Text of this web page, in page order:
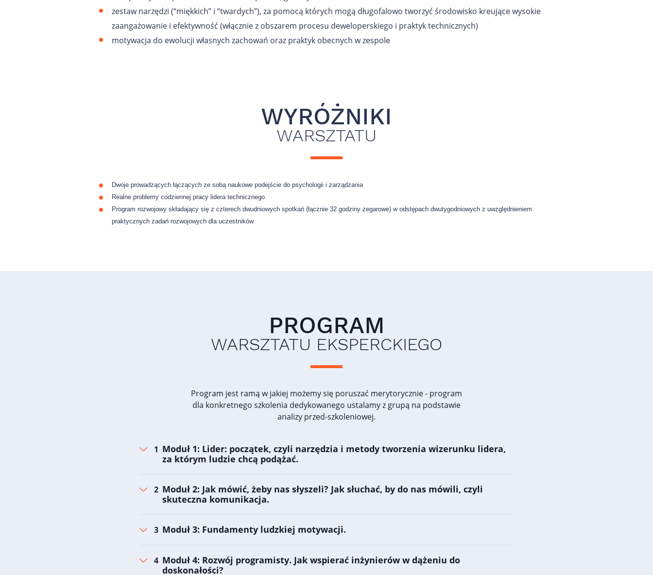
zestaw narzędzi (“miękkich” i “twardych”), za pomocą których mogą długofalowo tworzyć środowisko kreujące wysokie
zaangażowanie i efektywność (włącznie z obszarem procesu deweloperskiego i praktyk technicznych)
motywacja do ewolucji własnych zachowań oraz praktyk obecnych w zespole
WYRÓŻNIKI
WARSZTATU
Dwoje prowadzących łączących ze sobą naukowe podejście do psychologii i zarządzania
Realne problemy codziennej pracy lidera technicznego
Program rozwojowy składający się z czterech dwudniowych spotkań (łącznie 32 godziny zegarowe) w odstępach dwutygodniowych z uwzględnieniem
praktycznych zadań rozwojowych dla uczestników
PROGRAM
WARSZTATU EKSPERCKIEGO
Program jest ramą w jakiej możemy się poruszać merytorycznie - program
dla konkretnego szkolenia dedykowanego ustalamy z grupą na podstawie
analizy przed-szkoleniowej.
Moduł 1: Lider: początek, czyli narzędzia i metody tworzenia wizerunku lidera,
za którym ludzie chcą podążać.
Moduł 2: Jak mówić, żeby nas słyszeli? Jak słuchać, by do nas mówili, czyli
skuteczna komunikacja.
Moduł 3: Fundamenty ludzkiej motywacji.
Moduł 4: Rozwój programisty. Jak wspierać inżynierów w dążeniu do
doskonałości?